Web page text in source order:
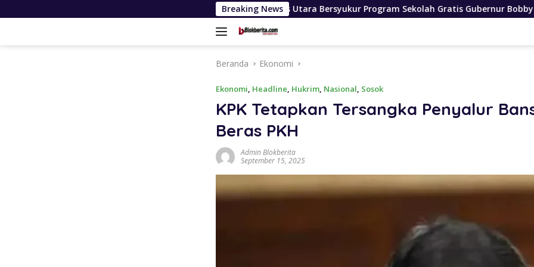
ke
Breaking News
Pelajar Nias Utara Bersyukur Program Sekolah Gratis Gubernur Bobby Nasution Ringankan
Beranda Ekonomi
Ekonomi, Headline, Hukrim, Nasional, Sosok
KPK Tetapkan Tersangka Penyalur
Beras PKH
Admin Blokberita
September 15, 2025